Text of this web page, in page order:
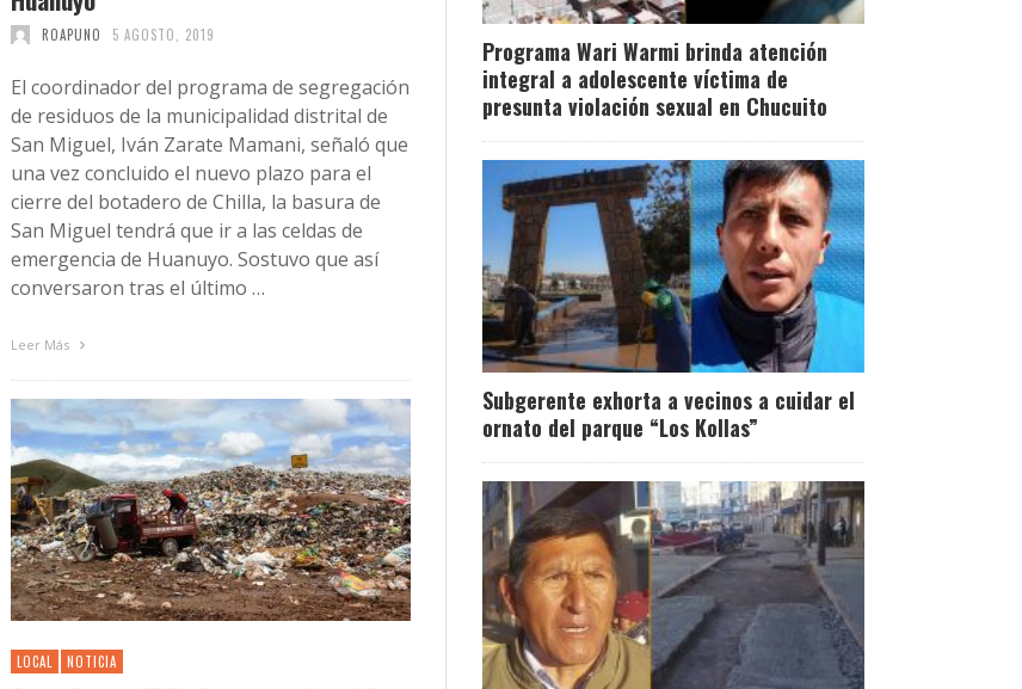
ROAPUNO 5 AGOSTO, 2019
El coordinador del programa de segregación
de residuos de la municipalidad distrital de
San Miguel, Iván Zarate Mamani, señaló que
una vez concluido el nuevo plazo para el
cierre del botadero de Chilla, la basura de
San Miguel tendrá que ir a las celdas de
emergencia de Huanuyo. Sostuvo que así
conversaron tras el último …
Leer Más
LOCAL NOTICIA
Programa Wari Warmi brinda atención
integral a adolescente víctima de
presunta violación sexual en Chucuito
Subgerente exhorta a vecinos a cuidar el
ornato del parque “Los Kollas”